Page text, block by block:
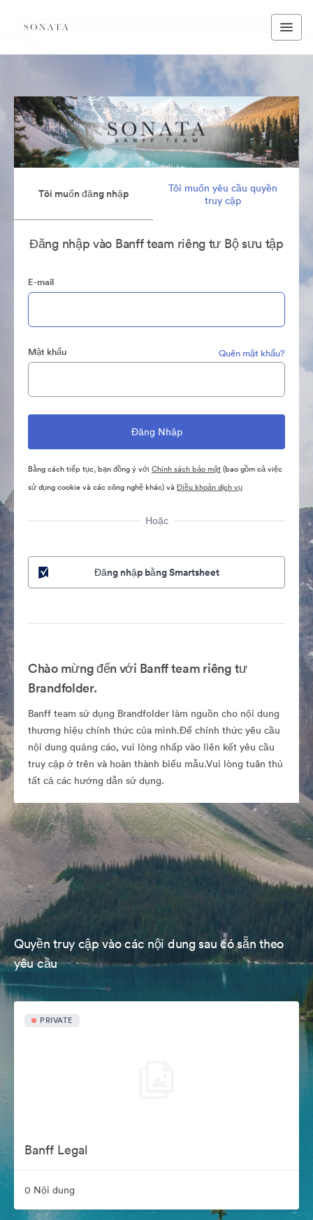
Tôi muốn đăng nhập
Tôi muốn yêu cầu quyền
truy cập
Đăng nhập vào Banff team riêng tư Bộ sưu tập
E-mail
Mật khẩu Quên mật khẩu?
Bằng cách tiếp tục, bạn đồng ý với Chính sách bảo mật(bao gồm cả việc
sử dụng cookie và các công nghệ khác) và Điều khoản dịch vụ
Hoặc
Đăng nhập bằng Smartsheet
Chào mừng đến với Banff team riêng tư
Brandfolder.
Banff team sử dụng Brandfolder làm nguồn cho nội dung
thương hiệu chính thức của mình.Để chính thức yêu cầu
nội dung quảng cáo, vui lòng nhấp vào liên kết yêu cầu
truy cập ở trên và hoàn thành biểu mẫu.Vui lòng tuân thủ
tất cả các hướng dẫn sử dụng.
Quyền truy cập vào các nội dung sau có sẵn theo
yêu cầu
PRIVATE
Banff Legal
0 Nội dung